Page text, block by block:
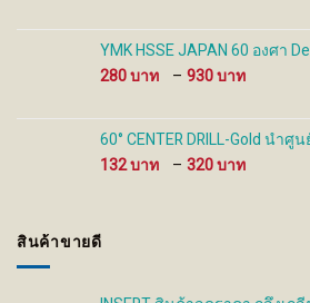
100 ฿
through
YMK HSSE JAPAN 60 องศา
280
– 930
280 ฿
through
930 ฿
60° CENTER DRILL-Gold นำศู
132
– 320
สินค้าขายดี